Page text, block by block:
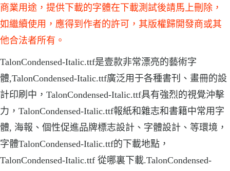
商業用途，提供下載的字體在下載測試後請馬上刪除，
如繼續使用，應得到作者的許可，其版權歸開發商或其
他合法者所有。
TalonCondensed-Italic.ttf是壹款非常漂亮的藝術字
體,TalonCondensed-Italic.ttf廣泛用于各種書刊、畫冊的設
計印刷中，TalonCondensed-Italic.ttf具有強烈的視覺沖擊
力，TalonCondensed-Italic.ttf報紙和雜志和書籍中常用字
體, 海報、個性促進品牌標志設計、字體設計、等環境，
字體TalonCondensed-Italic.ttf的下載地點，
TalonCondensed-Italic.ttf 從哪裏下載.TalonCondensed-